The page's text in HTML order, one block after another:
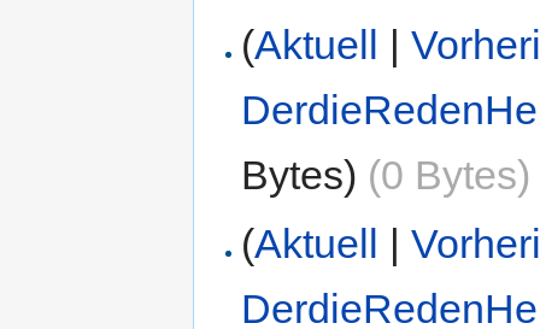
(Aktuell |
Bytes) (0 Bytes)
(Aktuell |